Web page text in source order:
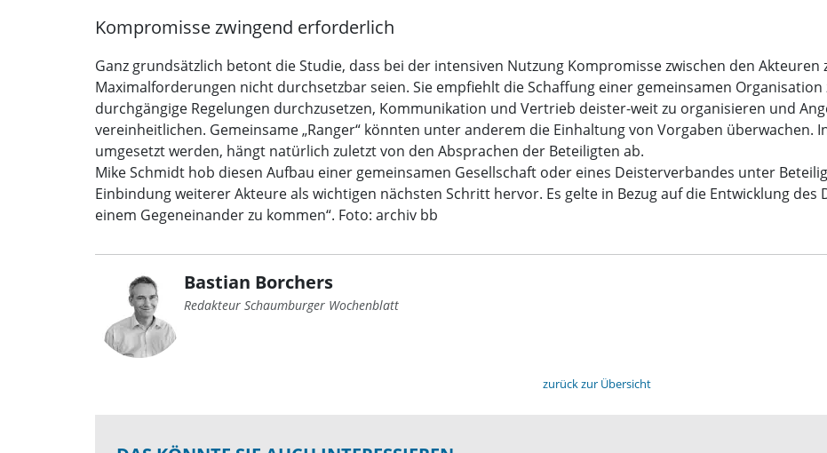
Kompromisse zwingend erforderlich
Ganz grundsätzlich betont die Studie, dass bei der intensiven Nutzung Kompromisse zwischen den
Maximalforderungen nicht durchsetzbar seien. Sie empfiehlt die Schaffung einer gemeinsamen
durchgängige Regelungen durchzusetzen, Kommunikation und Vertrieb deister-weit zu organisieren und
vereinheitlichen. Gemeinsame „Ranger“ könnten unter anderem die Einhaltung von Vorgaben überwachen.
umgesetzt werden, hängt natürlich zuletzt von den Absprachen der Beteiligten ab.
Mike Schmidt hob diesen Aufbau einer gemeinsamen Gesellschaft oder eines Deisterverbandes unter
Einbindung weiterer Akteure als wichtigen nächsten Schritt hervor. Es gelte in Bezug auf die Entwicklung des
einem Gegeneinander zu kommen“. Foto: archiv bb
Bastian Borchers
Redakteur Schaumburger Wochenblatt
zurück zur Übersicht